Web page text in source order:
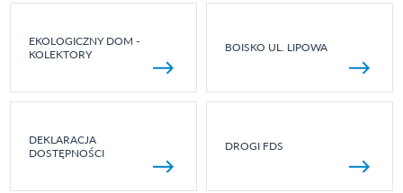
EKOLOGICZNY DOM -
KOLEKTORY
BOISKO UL. LIPOWA
DEKLARACJA
DOSTĘPNOŚCI
DROGI FDS